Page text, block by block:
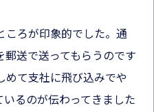
ころが印象的でした。通
送で送ってもらうのです
めて支社に飛び込みでや
るのが伝わってきました